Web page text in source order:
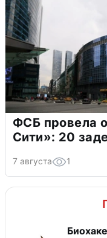
ФСБ провела
Сити»: 20
7 августа 1